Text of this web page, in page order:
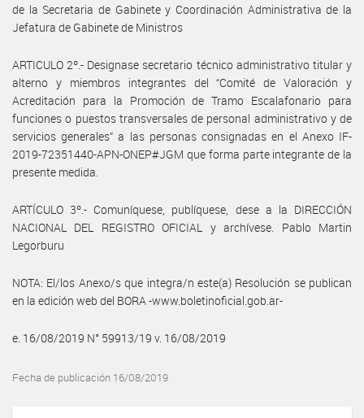
de la Secretaria de Gabinete y Coordinación Administrativa de la
Jefatura de Gabinete de Ministros
ARTICULO 2º.- Designase secretario técnico administrativo titular y
alterno y miembros integrantes del “Comité de Valoración y
Acreditación para la Promoción de Tramo Escalafonario para
funciones o puestos transversales de personal administrativo y de
servicios generales” a las personas consignadas en el Anexo IF-
2019-72351440-APN-ONEP#JGM que forma parte integrante de la
presente medida.
ARTÍCULO 3º.- Comuníquese, publíquese, dese a la DIRECCIÓN
NACIONAL DEL REGISTRO OFICIAL y archívese. Pablo Martin
Legorburu
NOTA: El/los Anexo/s que integra/n este(a) Resolución se publican
en la edición web del BORA -www.boletinoficial.gob.ar-
e. 16/08/2019 N° 59913/19 v. 16/08/2019
Fecha de publicación 16/08/2019